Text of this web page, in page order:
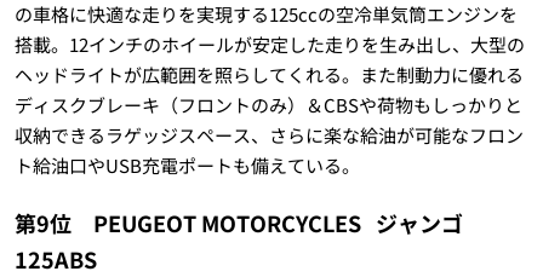
の車格に快適な走りを実現する125ccの空冷単気筒エンジンを
搭載。12インチのホイールが安定した走りを生み出し、大型の
ヘッドライトが広範囲を照らしてくれる。また制動力に優れる
ディスクブレーキ（フロントのみ）＆CBSや荷物もしっかりと
収納できるラゲッジスペース、さらに楽な給油が可能なフロン
ト給油口やUSB充電ポートも備えている。
第9位 PEUGEOT MOTORCYCLES ジャンゴ
125ABS